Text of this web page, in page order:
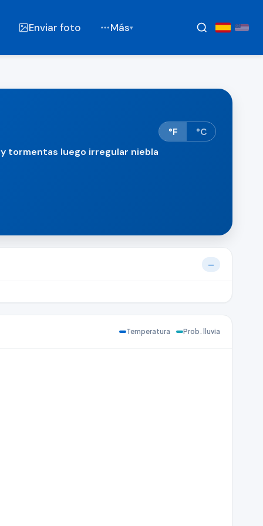
Enviar foto Más▾
tormentas luego irregular niebla
°F °C
—
Temperatura Prob. lluvia